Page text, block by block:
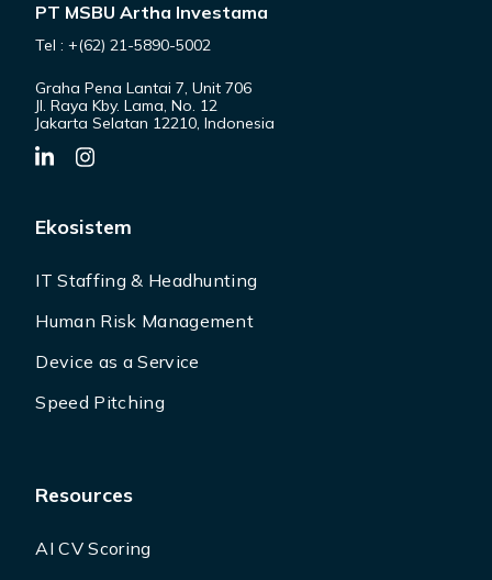
PT MSBU Artha Investama
Tel : +(62) 21-5890-5002
Graha Pena Lantai 7, Unit 706
Jl. Raya Kby. Lama, No. 12
Jakarta Selatan 12210, Indonesia
Ekosistem
IT Staffing & Headhunting
Human Risk Management
Device as a Service
Speed Pitching
Resources
AI CV Scoring